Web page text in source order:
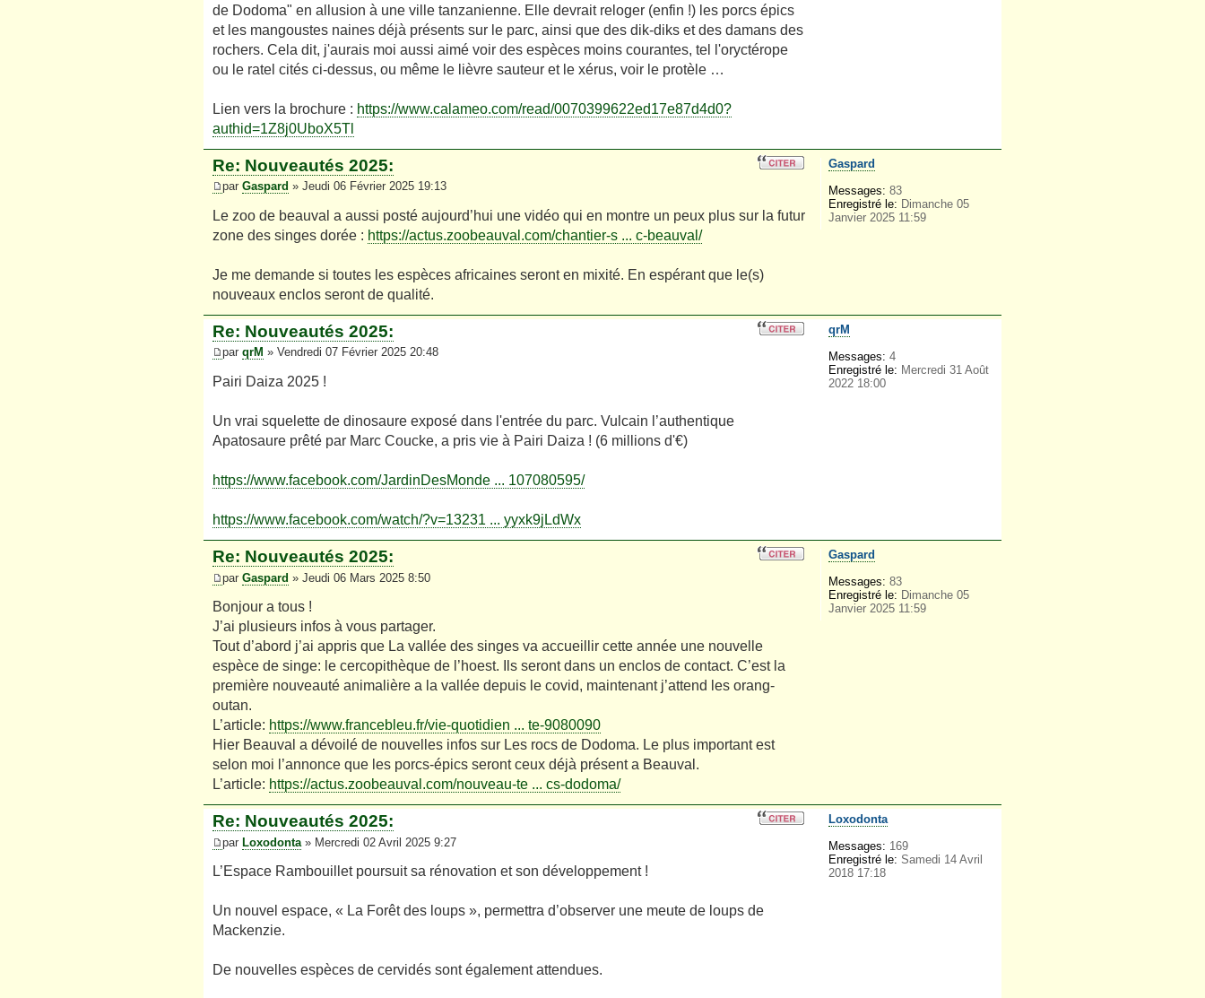
de Dodoma" en allusion à une ville tanzanienne. Elle devrait reloger (enfin !) les porcs épics
et les mangoustes naines déjà présents sur le parc, ainsi que des dik-diks et des damans des
rochers. Cela dit, j'aurais moi aussi aimé voir des espèces moins courantes, tel l'oryctérope
ou le ratel cités ci-dessus, ou même le lièvre sauteur et le xérus, voir le protèle …
Lien vers la brochure : https://www.calameo.com/read/0070399622ed17e87d4d0?
authid=1Z8j0UboX5Tl
Re: Nouveautés 2025:
par Gaspard » Jeudi 06 Février 2025 19:13
Le zoo de beauval a aussi posté aujourd’hui une vidéo qui en montre un peux plus sur la futur
zone des singes dorée : https://actus.zoobeauval.com/chantier-s ... c-beauval/
Je me demande si toutes les espèces africaines seront en mixité. En espérant que le(s)
nouveaux enclos seront de qualité.
Gaspard
Messages: 83
Enregistré le: Dimanche 05
Janvier 2025 11:59
Re: Nouveautés 2025:
par qrM » Vendredi 07 Février 2025 20:48
Pairi Daiza 2025 !
Un vrai squelette de dinosaure exposé dans l'entrée du parc. Vulcain l’authentique
Apatosaure prêté par Marc Coucke, a pris vie à Pairi Daiza ! (6 millions d'€)
https://www.facebook.com/JardinDesMonde ... 107080595/
https://www.facebook.com/watch/?v=13231 ... yyxk9jLdWx
qrM
Messages: 4
Enregistré le: Mercredi 31 Août
2022 18:00
Re: Nouveautés 2025:
par Gaspard » Jeudi 06 Mars 2025 8:50
Bonjour a tous !
J’ai plusieurs infos à vous partager.
Tout d’abord j’ai appris que La vallée des singes va accueillir cette année une nouvelle
espèce de singe: le cercopithèque de l’hoest. Ils seront dans un enclos de contact. C’est la
première nouveauté animalière a la vallée depuis le covid, maintenant j’attend les orang-
outan.
L’article: https://www.francebleu.fr/vie-quotidien ... te-9080090
Hier Beauval a dévoilé de nouvelles infos sur Les rocs de Dodoma. Le plus important est
selon moi l’annonce que les porcs-épics seront ceux déjà présent a Beauval.
L’article: https://actus.zoobeauval.com/nouveau-te ... cs-dodoma/
Gaspard
Messages: 83
Enregistré le: Dimanche 05
Janvier 2025 11:59
Re: Nouveautés 2025:
par Loxodonta» Mercredi 02 Avril 2025 9:27
L’Espace Rambouillet poursuit sa rénovation et son développement !
Un nouvel espace, « La Forêt des loups », permettra d’observer une meute de loups de
Mackenzie.
De nouvelles espèces de cervidés sont également attendues.
Loxodonta
Messages: 169
Enregistré le: Samedi 14 Avril
2018 17:18